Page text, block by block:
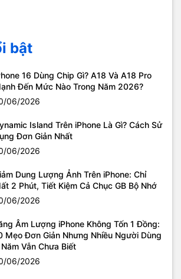
bật
16 Dùng Chip Gì? A18 Và A18 Pro
Đến Mức Nào Trong Năm 2026?
06/2026
Island Trên iPhone Là Gì? Cách Sử
Đơn Giản Nhất
06/2026
Dung Lượng Ảnh Trên iPhone: Chỉ
2 Phút, Tiết Kiệm Cả Chục GB Bộ Nhớ
06/2026
Âm Lượng iPhone Không Tốn 1 Đồng:
Mẹo Đơn Giản Nhưng Nhiều Người Dùng
Vẫn Chưa Biết
06/2026